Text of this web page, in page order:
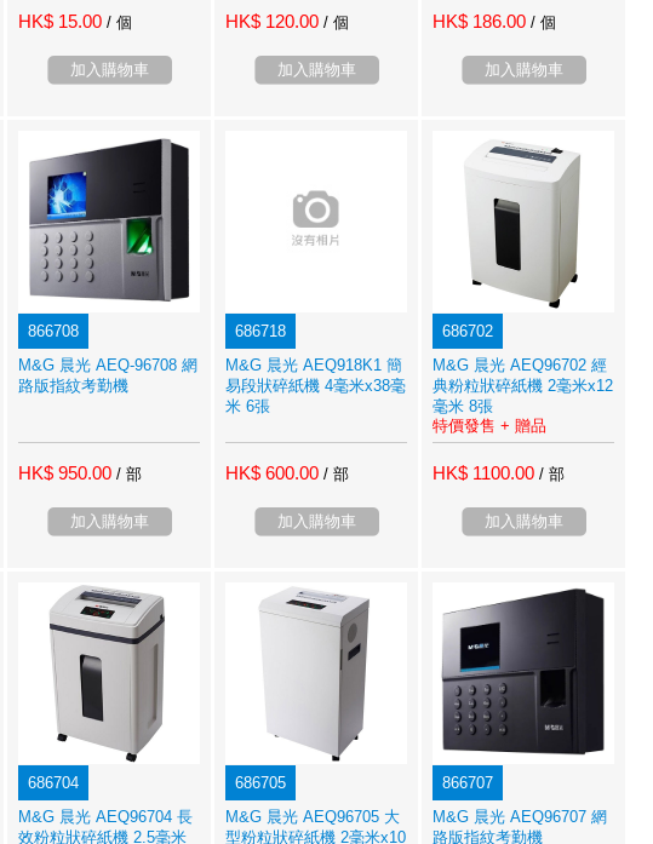
HK$ 15.00 / 個
加入購物車
HK$ 120.00 / 個
加入購物車
HK$ 186.00 / 個
加入購物車
866708
M&G 晨光 AEQ-96708 網
路版指紋考勤機
HK$ 950.00 / 部
加入購物車
686718
M&G 晨光 AEQ918K1 簡
易段狀碎紙機 4毫米x38毫
米 6張
HK$ 600.00 / 部
加入購物車
686702
M&G 晨光 AEQ96702 經
典粉粒狀碎紙機 2毫米x12
毫米 8張
特價發售 + 贈品
HK$ 1100.00 / 部
加入購物車
686704
M&G 晨光 AEQ96704 長
效粉粒狀碎紙機 2.5毫米
686705
M&G 晨光 AEQ96705 大
型粉粒狀碎紙機 2毫米x10
866707
M&G 晨光 AEQ96707 網
路版指紋考勤機